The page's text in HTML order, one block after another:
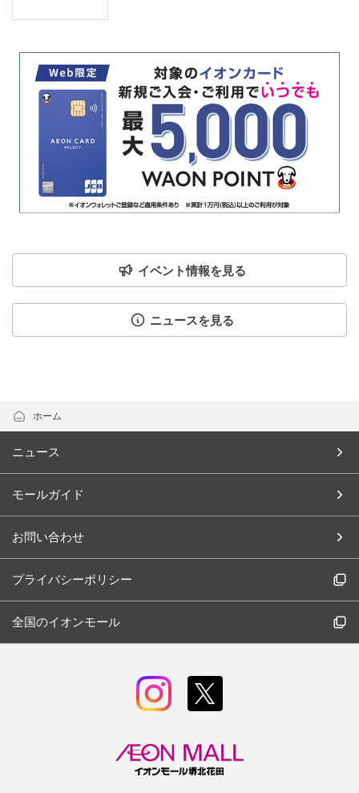
イベント情報を見る
ニュースを見る
ホーム
ニュース
モールガイド
お問い合わせ
プライバシーポリシー
全国のイオンモール